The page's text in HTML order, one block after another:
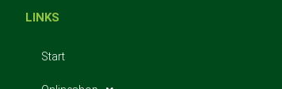
LINKS
Start